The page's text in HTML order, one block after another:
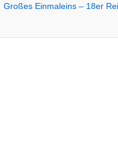
Großes Einmaleins – 18er